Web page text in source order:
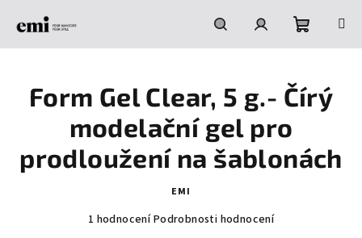
HledatPřihlášeníNákupní
košík
Form Gel Clear, 5 g.- Čírý
modelační gel pro
prodloužení na šablonách
EMI
Průměrné
1 hodnoceníPodrobnosti hodnocení